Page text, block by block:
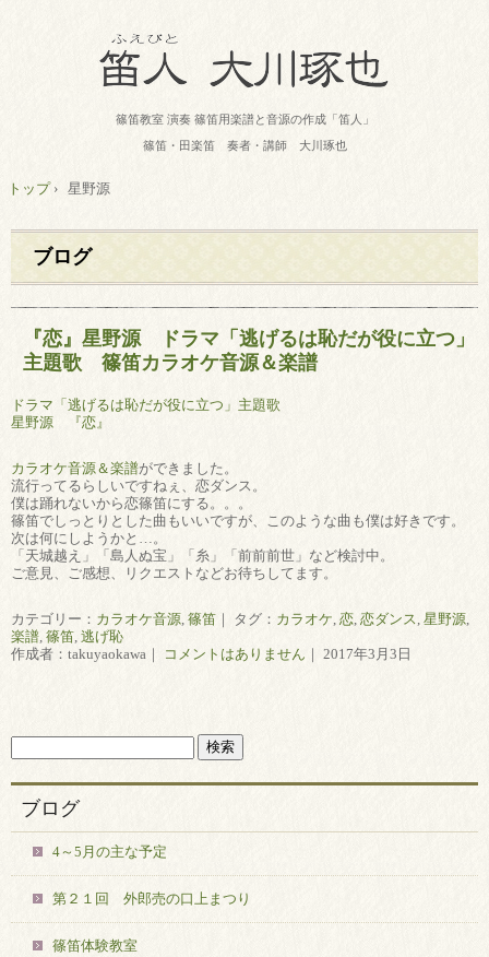
篠笛教室 演奏 篠笛用楽譜と音源の作成「笛人」
篠笛・田楽笛 奏者・講師 大川琢也
トップ› 星野源
ブログ
『恋』星野源 ドラマ「逃げるは恥だが役に立つ」
主題歌 篠笛カラオケ音源＆楽譜
ドラマ「逃げるは恥だが役に立つ」主題歌
星野源 『恋』
カラオケ音源＆楽譜ができました。
流行ってるらしいですねぇ、恋ダンス。
僕は踊れないから恋篠笛にする。。。
篠笛でしっとりとした曲もいいですが、このような曲も僕は好きです。
次は何にしようかと…。
「天城越え」「島人ぬ宝」「糸」「前前前世」など検討中。
ご意見、ご感想、リクエストなどお待ちしてます。
カテゴリー： カラオケ音源 篠笛 ｜ タグ： カラオケ 恋 恋ダンス 星野源
楽譜 篠笛 逃げ恥
作成者：takuyaokawa｜
コメントはありません ｜ 2017年3月3日
ブログ
4～5月の主な予定
第２１回 外郎売の口上まつり
篠笛体験教室